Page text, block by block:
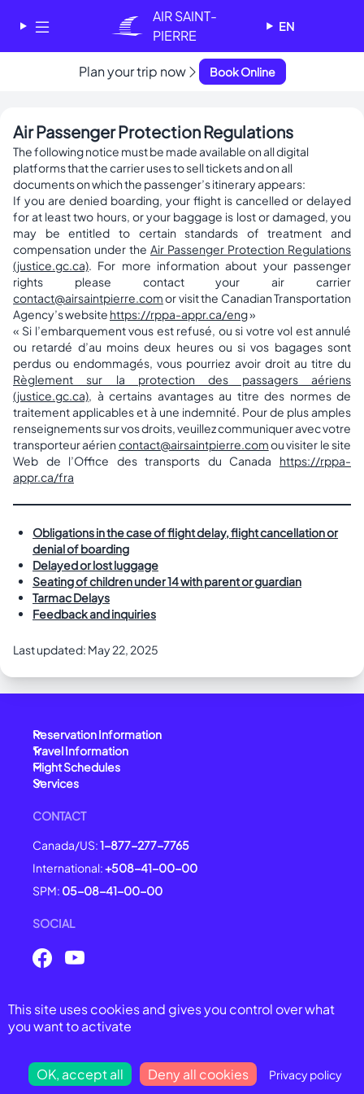
Cookies management panel
This site uses cookies and gives you control over what
you want to activate
OK, accept all Deny all cookies Privacy policy
AIR SAINT-
PIERRE
EN
Plan your trip now Book Online
Air Passenger Protection Regulations
The following notice must be made available on all digital
platforms that the carrier uses to sell tickets and on all
documents on which the passenger’s itinerary appears:
« Si l’embarquement vous est refusé, ou si votre vol est annulé
ou retardé d’au moins deux heures ou si vos bagages sont
perdus ou endommagés, vous pourriez avoir droit au titre du
Règlement sur la protection des passagers aériens
(justice.gc.ca), à certains avantages au titre des normes de
traitement applicables et à une indemnité. Pour de plus amples
renseignements sur vos droits, veuillez communiquer avec votre
transporteur aérien contact@airsaintpierre.comou visiter le site
Web de l’Office des transports du Canada https://rppa-
appr.ca/fra
If you are denied boarding, your flight is cancelled or delayed
for at least two hours, or your baggage is lost or damaged, you
may be entitled to certain standards of treatment and
compensation under the Air Passenger Protection Regulations
(justice.gc.ca). For more information about your passenger
rights please contact your air carrier
contact@airsaintpierre.comor visit the Canadian Transportation
Agency’s website https://rppa-appr.ca/eng»
Obligations in the case of flight delay, flight cancellation or
denial of boarding
Delayed or lost luggage
Seating of children under 14 with parent or guardian
Tarmac Delays
Feedback and inquiries
Last updated: May 22, 2025
Reservation Information
Travel Information
Flight Schedules
Services
CONTACT
Canada/US:1-877-277-7765
International:+508-41-00-00
SPM: 05-08-41-00-00
SOCIAL
© 2025 Air Saint-Pierre -
General Conditions of Carriage
Privacy Policy
Cookie Management
Choose your language
-
Choisissez votre langue
English Français